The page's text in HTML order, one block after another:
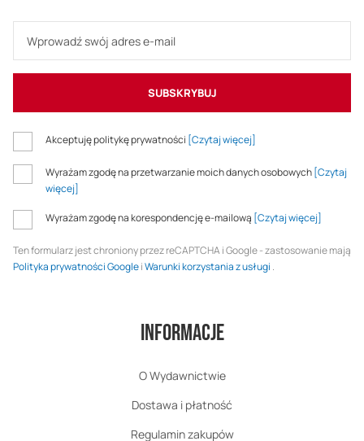
SUBSKRYBUJ
Akceptuję politykę prywatności [Czytaj więcej]
Wyrażam zgodę na przetwarzanie moich danych osobowych[Czytaj
więcej]
Wyrażam zgodę na korespondencję e-mailową [Czytaj więcej]
Ten formularz jest chroniony przez reCAPTCHA i Google - zastosowanie mają
Polityka prywatności GoogleiWarunki korzystania z usługi .
Informacje
O Wydawnictwie
Dostawa i płatność
Regulamin zakupów